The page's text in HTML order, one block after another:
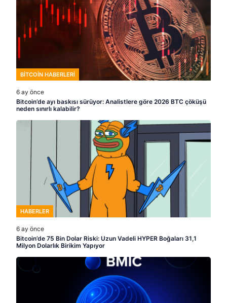
BITCOIN HABERLERI
6 ay önce
Bitcoin’de ayı baskısı sürüyor: Analistlere göre 2026 BTC çöküşü
neden sınırlı kalabilir?
HABERLER
6 ay önce
Bitcoin’de 75 Bin Dolar Riski: Uzun Vadeli HYPER Boğaları 31,1
Milyon Dolarlık Birikim Yapıyor